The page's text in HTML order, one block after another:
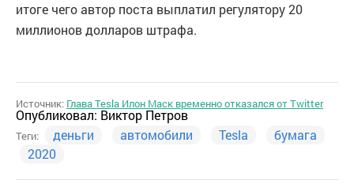
итоге чего автор поста выплатил регулятору 20
миллионов долларов штрафа.
Источник: Глава Tesla Илон Маск временно отказался от Twitter
Опубликовал: Виктор Петров
Теги: деньги автомобили Tesla
бумага
2020